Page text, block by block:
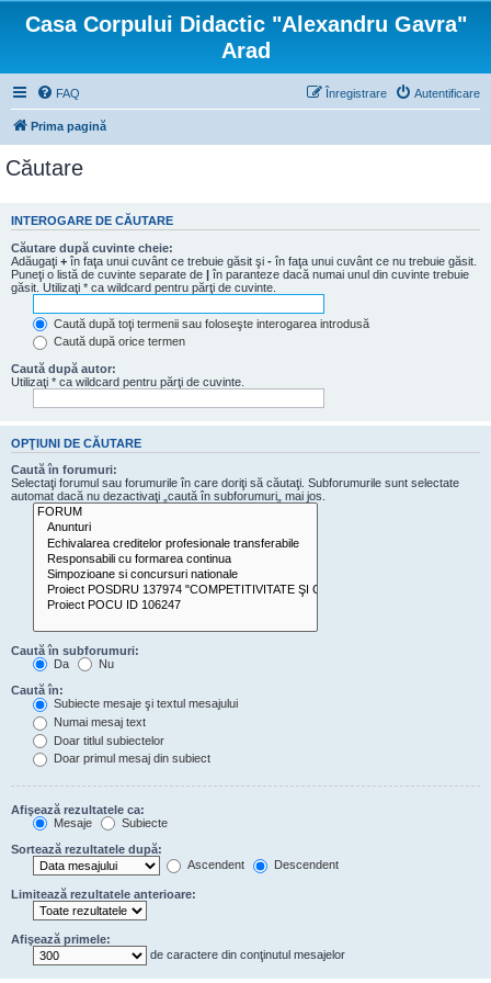
Casa Corpului Didactic "Alexandru Gavra"
Arad
FAQ Autentificare
Înregistrare
Prima pagină
Căutare
INTEROGARE DE CĂUTARE
Căutare după cuvinte cheie:
Adăugaţi + în faţa unui cuvânt ce trebuie găsit şi - în faţa unui cuvânt ce nu trebuie găsit.
Puneţi o listă de cuvinte separate de | în paranteze dacă numai unul din cuvinte trebuie
găsit. Utilizaţi * ca wildcard pentru părţi de cuvinte.
Caută după toţi termenii sau foloseşte interogarea introdusă
Caută după orice termen
Caută după autor:
Utilizaţi * ca wildcard pentru părţi de cuvinte.
OPŢIUNI DE CĂUTARE
Caută în forumuri:
Selectaţi forumul sau forumurile în care doriţi să căutaţi. Subforumurile sunt selectate
automat dacă nu dezactivaţi „caută în subforumuri„ mai jos.
Caută în subforumuri:
Da
Nu
Caută în:
Subiecte mesaje şi textul mesajului
Numai mesaj text
Doar titlul subiectelor
Doar primul mesaj din subiect
Afişează rezultatele ca:
Mesaje
Subiecte
Sortează rezultatele după:
Ascendent
Descendent
Limitează rezultatele anterioare:
Afişează primele:
de caractere din conţinutul mesajelor